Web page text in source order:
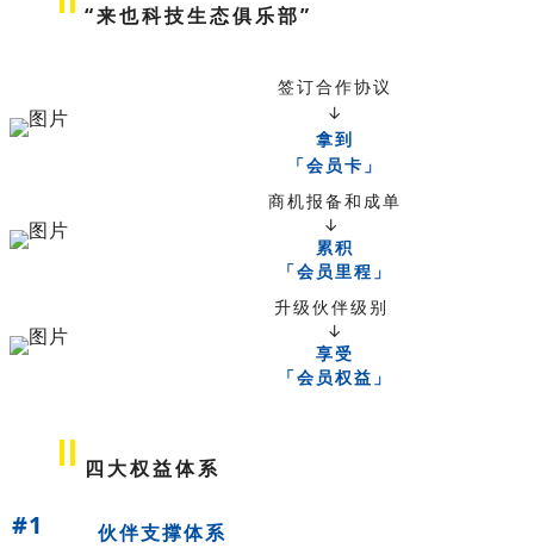
“来也科技生态俱乐部”
签订合作协议
↓
拿到
「会员卡」
商机报备和成单
↓
累积
「会员里程」
升级伙伴级别
↓
享受
「会员权益」
四大权益体系
#1 伙伴支撑体系